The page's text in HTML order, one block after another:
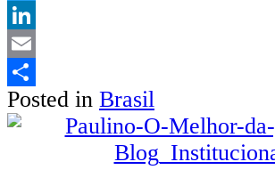
Twitter
LinkedIn
Email
Share
Posted in Brasil